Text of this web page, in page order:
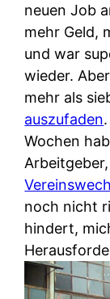
neuen Job
mehr Geld,
und war
wieder.
mehr als
auszufaden
Wochen
noch nicht
hindert,